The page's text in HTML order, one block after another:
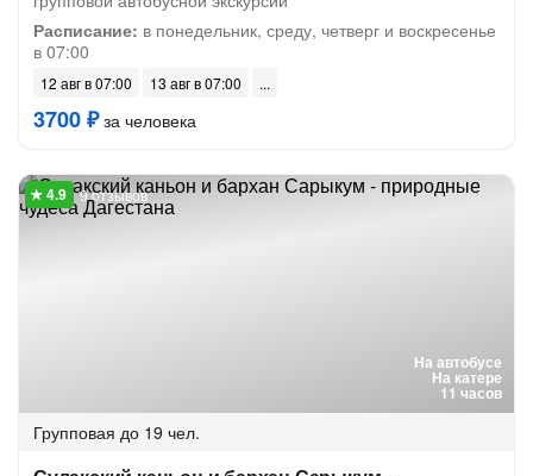
Расписание: в понедельник, среду, четверг и воскресенье
в 07:00
12 авг в 07:00 13 авг в 07:00
3700 ₽за человека
На автобусе
На катере
11 часов
9 отзывов
Групповая до 19 чел.